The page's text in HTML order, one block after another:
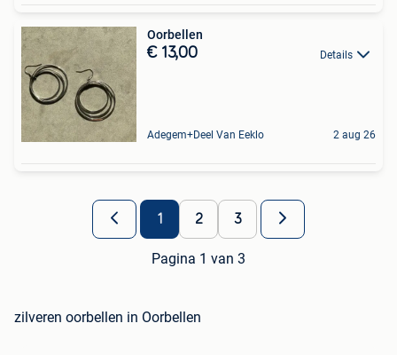
Oorbellen
€ 13,00 Details
Adegem+Deel Van Eeklo 2 aug 26
1 2 3
Pagina 1 van 3
zilveren oorbellen in Oorbellen